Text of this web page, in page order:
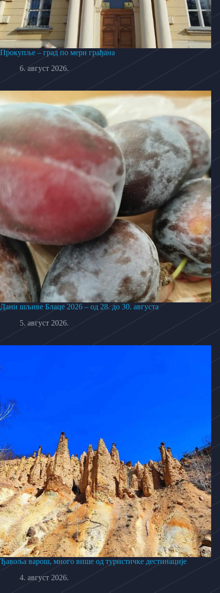
Прокупље – град по мери грађана
6. август 2026.
Дани шљиве Блаце 2026 – од 28. до 30. августа
5. август 2026.
Ђавоља варош, много више од туристичке дестинације
4. август 2026.